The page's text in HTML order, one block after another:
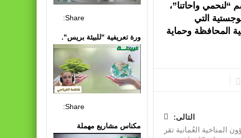
“لنحمي واحاتنا”،
التي
المحافظة وحماية
التالى:
المناخية العُمانية تقر
Share:
ورة تعريفية "للبيئة بريس".
Share:
مكناس مشاريع مهملة